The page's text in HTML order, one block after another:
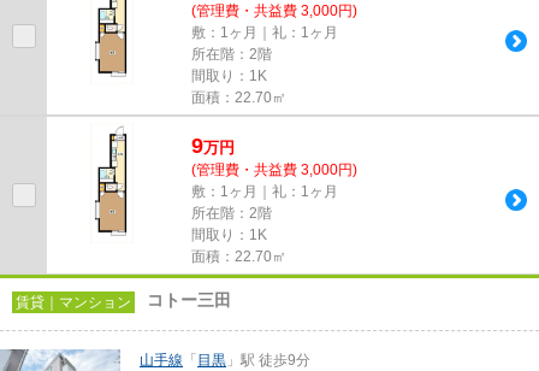
(管理費・共益費 3,000円)
敷：1ヶ月｜礼：1ヶ月
所在階：2階
間取り：1K
面積：22.70㎡
9万円
(管理費・共益費 3,000円)
敷：1ヶ月｜礼：1ヶ月
所在階：2階
間取り：1K
面積：22.70㎡
賃貸｜マンション コトー三田
山手線 「 目黒 」駅 徒歩9分